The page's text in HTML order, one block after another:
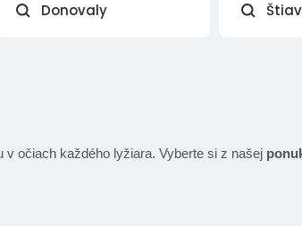
Donovaly
očiach každého lyžiara. Vyberte si z našej